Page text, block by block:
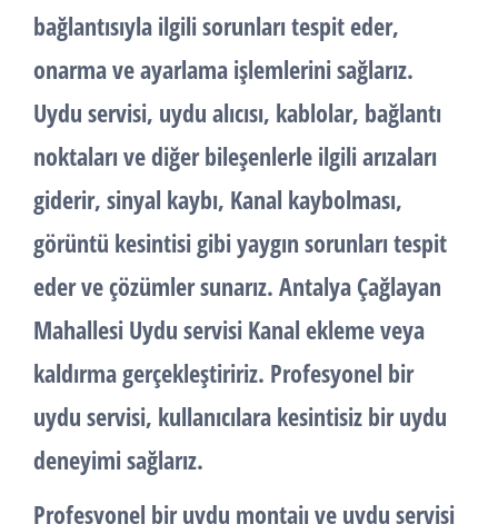
bağlantısıyla ilgili sorunları tespit eder,
onarma ve ayarlama işlemlerini sağlarız.
Uydu servisi, uydu alıcısı, kablolar, bağlantı
noktaları ve diğer bileşenlerle ilgili arızaları
giderir, sinyal kaybı, Kanal kaybolması,
görüntü kesintisi gibi yaygın sorunları tespit
eder ve çözümler sunarız. Antalya Çağlayan
Mahallesi Uydu servisi Kanal ekleme veya
kaldırma gerçekleştiririz. Profesyonel bir
uydu servisi, kullanıcılara kesintisiz bir uydu
deneyimi sağlarız.
Profesyonel bir uydu montajı ve uydu servisi